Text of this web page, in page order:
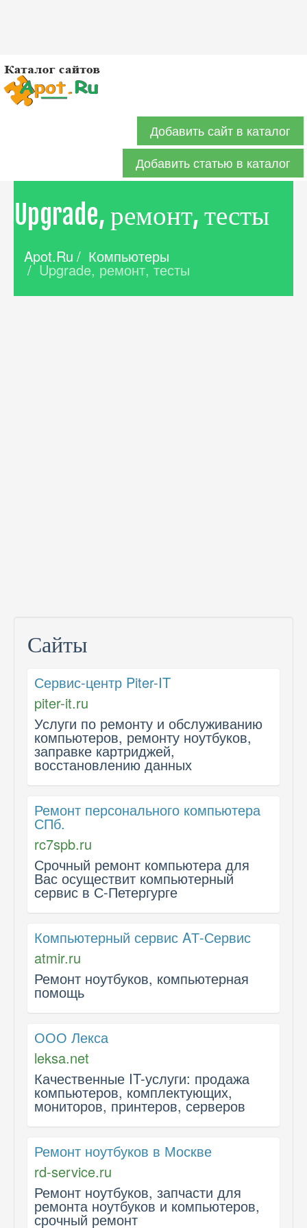
Добавить сайт в каталог
Добавить статью в каталог
Upgrade, ремонт, тесты
Apot.Ru / Компьютеры
/ Upgrade, ремонт, тесты
Сайты
Сервис-центр Piter-IT
piter-it.ru
Услуги по ремонту и обслуживанию
компьютеров, ремонту ноутбуков,
заправке картриджей,
восстановлению данных
Ремонт персонального компьютера
СПб.
rc7spb.ru
Срочный ремонт компьютера для
Вас осуществит компьютерный
сервис в С-Петергурге
Компьютерный сервис AТ-Сервис
atmir.ru
Ремонт ноутбуков, компьютерная
помощь
ООО Лекса
leksa.net
Качественные IT-услуги: продажа
компьютеров, комплектующих,
мониторов, принтеров, серверов
Ремонт ноутбуков в Москве
rd-service.ru
Ремонт ноутбуков, запчасти для
ремонта ноутбуков и компьютеров,
срочный ремонт